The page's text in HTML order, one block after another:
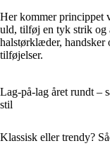
Her kommer princippet
uld, tilføj en tyk strik og
halstørklæder, handsker
tilføjelser.
Lag-på-lag året rundt –
stil
Klassisk eller trendy?